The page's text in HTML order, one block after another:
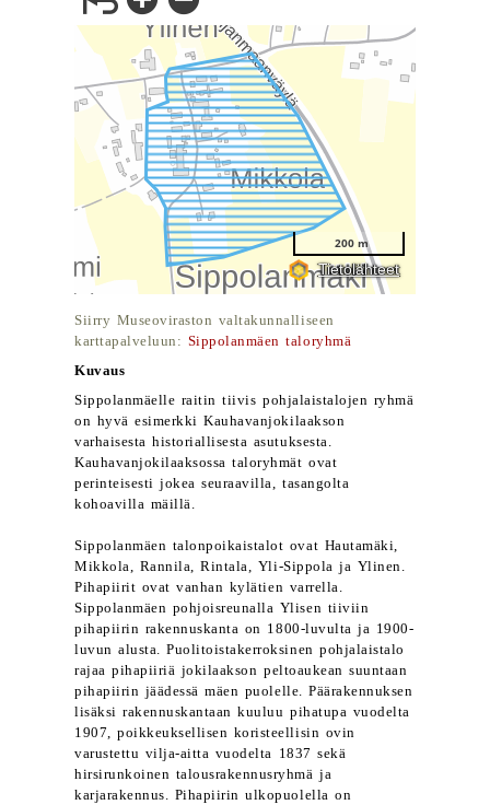
Siirry Museoviraston valtakunnalliseen
karttapalveluun: Sippolanmäen taloryhmä
Kuvaus
Sippolanmäelle raitin tiivis pohjalaistalojen ryhmä
on hyvä esimerkki Kauhavanjokilaakson
varhaisesta historiallisesta asutuksesta.
Kauhavanjokilaaksossa taloryhmät ovat
perinteisesti jokea seuraavilla, tasangolta
kohoavilla mäillä.
Sippolanmäen talonpoikaistalot ovat Hautamäki,
Mikkola, Rannila, Rintala, Yli-Sippola ja Ylinen.
Pihapiirit ovat vanhan kylätien varrella.
Sippolanmäen pohjoisreunalla Ylisen tiiviin
pihapiirin rakennuskanta on 1800-luvulta ja 1900-
luvun alusta. Puolitoistakerroksinen pohjalaistalo
rajaa pihapiiriä jokilaakson peltoaukean suuntaan
pihapiirin jäädessä mäen puolelle. Päärakennuksen
lisäksi rakennuskantaan kuuluu pihatupa vuodelta
1907, poikkeuksellisen koristeellisin ovin
varustettu vilja-aitta vuodelta 1837 sekä
hirsirunkoinen talousrakennusryhmä ja
karjarakennus. Pihapiirin ulkopuolella on